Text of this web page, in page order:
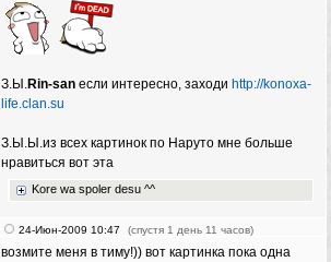
З.Ы.Rin-san если интересно, заходи http://konoxa-
life.clan.su
З.Ы.Ы.из всех картинок по Наруто мне больше
нравиться вот эта
Kore wa spoler desu ^^
24-Июн-2009 10:47 (спустя 1 день 11 часов)
возмите меня в тиму!)) вот картинка пока одна